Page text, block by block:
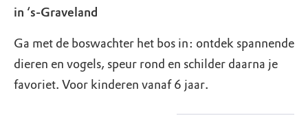
in ‘s-Graveland
Ga met de boswachter het bos in: ontdek spannende
dieren en vogels, speur rond en schilder daarna je
favoriet. Voor kinderen vanaf 6 jaar.